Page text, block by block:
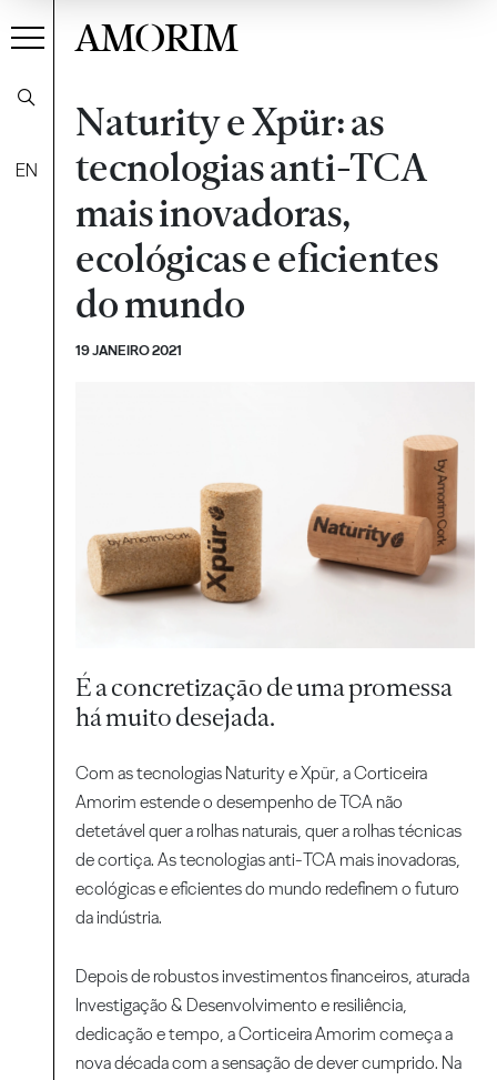
EN
AMORIM
Naturity e Xpür: as
tecnologias anti-TCA
mais inovadoras,
ecológicas e eficientes
do mundo
19 JANEIRO 2021
É a concretização de uma promessa
há muito desejada.
Com as tecnologias Naturity e Xpür, a Corticeira
Amorim estende o desempenho de TCA não
detetável quer a rolhas naturais, quer a rolhas técnicas
de cortiça. As tecnologias anti-TCA mais inovadoras,
ecológicas e eficientes do mundo redefinem o futuro
da indústria.
Depois de robustos investimentos financeiros, aturada
Investigação & Desenvolvimento e resiliência,
dedicação e tempo, a Corticeira Amorim começa a
nova década com a sensação de dever cumprido. Na